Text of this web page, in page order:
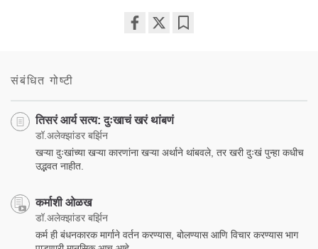
संबंधित गोष्टी
तिसरं आर्य सत्य: दुःखाचं खरं थांबणं
डॉ.अलेक्झांडर बर्झिन
खऱ्या दुःखांच्या खऱ्या कारणांना खऱ्या अर्थाने थांबवले, तर खरी दुःखं पुन्हा कधीच
उद्भवत नाहीत.
कर्माशी ओळख
डॉ.अलेक्झांडर बर्झिन
कर्म ही बंधनकारक मार्गाने वर्तन करण्यास, बोलण्यास आणि विचार करण्यास भाग